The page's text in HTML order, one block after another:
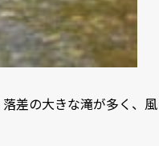
差の大きな滝が多く、風